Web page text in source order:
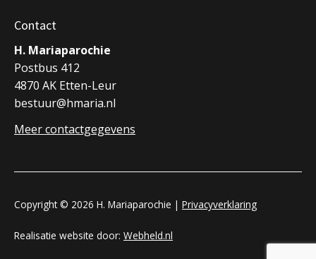
Contact
H. Mariaparochie
Postbus 412
4870 AK Etten-Leur
bestuur@hmaria.nl
Meer contactgegevens
Copyright © 2026 H. Mariaparochie | Privacyverklaring
Realisatie website door: Webheld.nl